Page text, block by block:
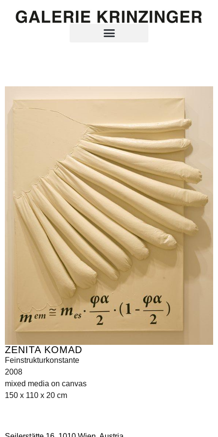
ZENITA KOMAD
Feinstrukturkonstante
2008
mixed media on canvas
150 x 110 x 20 cm